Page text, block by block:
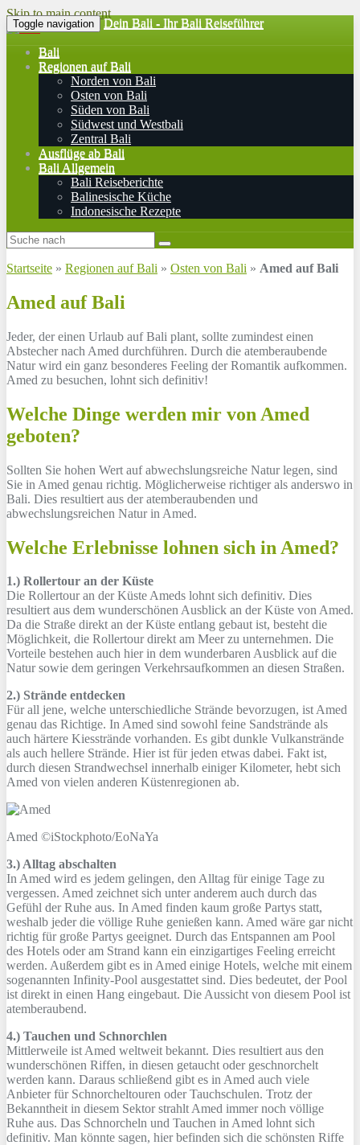
Skip to main content
Toggle navigation Dein Bali - Ihr Bali Reiseführer
Bali
Regionen auf Bali
Norden von Bali
Osten von Bali
Süden von Bali
Südwest und Westbali
Zentral Bali
Ausflüge ab Bali
Bali Allgemein
Bali Reiseberichte
Balinesische Küche
Indonesische Rezepte
Startseite » Regionen auf Bali » Osten von Bali » Amed auf Bali
Amed auf Bali
Jeder, der einen Urlaub auf Bali plant, sollte zumindest einen
Abstecher nach Amed durchführen. Durch die atemberaubende
Natur wird ein ganz besonderes Feeling der Romantik aufkommen.
Amed zu besuchen, lohnt sich definitiv!
Welche Dinge werden mir von Amed
geboten?
Sollten Sie hohen Wert auf abwechslungsreiche Natur legen, sind
Sie in Amed genau richtig. Möglicherweise richtiger als anderswo in
Bali. Dies resultiert aus der atemberaubenden und
abwechslungsreichen Natur in Amed.
Welche Erlebnisse lohnen sich in Amed?
1.) Rollertour an der Küste
Die Rollertour an der Küste Ameds lohnt sich definitiv. Dies
resultiert aus dem wunderschönen Ausblick an der Küste von Amed.
Da die Straße direkt an der Küste entlang gebaut ist, besteht die
Möglichkeit, die Rollertour direkt am Meer zu unternehmen. Die
Vorteile bestehen auch hier in dem wunderbaren Ausblick auf die
Natur sowie dem geringen Verkehrsaufkommen an diesen Straßen.
2.) Strände entdecken
Für all jene, welche unterschiedliche Strände bevorzugen, ist Amed
genau das Richtige. In Amed sind sowohl feine Sandstrände als
auch härtere Kiesstrände vorhanden. Es gibt dunkle Vulkanstrände
als auch hellere Strände. Hier ist für jeden etwas dabei. Fakt ist,
durch diesen Strandwechsel innerhalb einiger Kilometer, hebt sich
Amed von vielen anderen Küstenregionen ab.
Amed ©iStockphoto/EoNaYa
3.) Alltag abschalten
In Amed wird es jedem gelingen, den Alltag für einige Tage zu
vergessen. Amed zeichnet sich unter anderem auch durch das
Gefühl der Ruhe aus. In Amed finden kaum große Partys statt,
weshalb jeder die völlige Ruhe genießen kann. Amed wäre gar nicht
richtig für große Partys geeignet. Durch das Entspannen am Pool
des Hotels oder am Strand kann ein einzigartiges Feeling erreicht
werden. Außerdem gibt es in Amed einige Hotels, welche mit einem
sogenannten Infinity-Pool ausgestattet sind. Dies bedeutet, der Pool
ist direkt in einen Hang eingebaut. Die Aussicht von diesem Pool ist
atemberaubend.
4.) Tauchen und Schnorchlen
Mittlerweile ist Amed weltweit bekannt. Dies resultiert aus den
wunderschönen Riffen, in diesen getaucht oder geschnorchelt
werden kann. Daraus schließend gibt es in Amed auch viele
Anbieter für Schnorcheltouren oder Tauchschulen. Trotz der
Bekanntheit in diesem Sektor strahlt Amed immer noch völlige
Ruhe aus. Das Schnorcheln und Tauchen in Amed lohnt sich
definitiv. Man könnte sagen, hier befinden sich die schönsten Riffe